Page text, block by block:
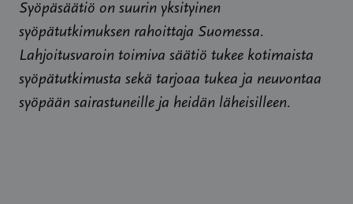
Syöpäsäätiö on suurin yksityinen
syöpätutkimuksen rahoittaja Suomessa.
Lahjoitusvaroin toimiva säätiö tukee kotimaista
syöpätutkimusta sekä tarjoaa tukea ja neuvontaa
syöpään sairastuneille ja heidän läheisilleen.